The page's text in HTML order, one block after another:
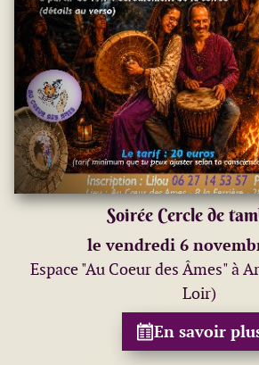
Soirée Cercle de
le vendredi 6
Espace "Au Coeur des Âmes" à
Loir)
En savoir